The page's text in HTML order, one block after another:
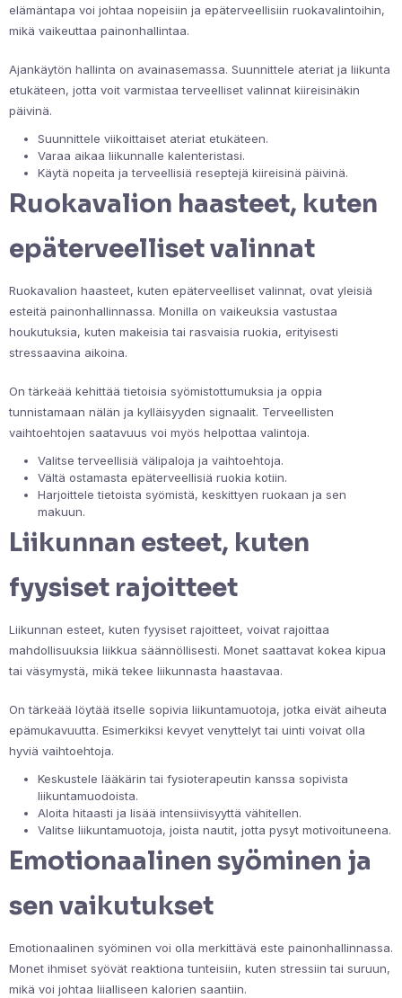
elämäntapa voi johtaa nopeisiin ja epäterveellisiin ruokavalintoihin,
mikä vaikeuttaa painonhallintaa.
Ajankäytön hallinta on avainasemassa. Suunnittele ateriat ja liikunta
etukäteen, jotta voit varmistaa terveelliset valinnat kiireisinäkin
päivinä.
Suunnittele viikoittaiset ateriat etukäteen.
Varaa aikaa liikunnalle kalenteristasi.
Käytä nopeita ja terveellisiä reseptejä kiireisinä päivinä.
Ruokavalion haasteet, kuten
epäterveelliset valinnat
Ruokavalion haasteet, kuten epäterveelliset valinnat, ovat yleisiä
esteitä painonhallinnassa. Monilla on vaikeuksia vastustaa
houkutuksia, kuten makeisia tai rasvaisia ruokia, erityisesti
stressaavina aikoina.
On tärkeää kehittää tietoisia syömistottumuksia ja oppia
tunnistamaan nälän ja kylläisyyden signaalit. Terveellisten
vaihtoehtojen saatavuus voi myös helpottaa valintoja.
Valitse terveellisiä välipaloja ja vaihtoehtoja.
Vältä ostamasta epäterveellisiä ruokia kotiin.
Harjoittele tietoista syömistä, keskittyen ruokaan ja sen
makuun.
Liikunnan esteet, kuten
fyysiset rajoitteet
Liikunnan esteet, kuten fyysiset rajoitteet, voivat rajoittaa
mahdollisuuksia liikkua säännöllisesti. Monet saattavat kokea kipua
tai väsymystä, mikä tekee liikunnasta haastavaa.
On tärkeää löytää itselle sopivia liikuntamuotoja, jotka eivät aiheuta
epämukavuutta. Esimerkiksi kevyet venyttelyt tai uinti voivat olla
hyviä vaihtoehtoja.
Keskustele lääkärin tai fysioterapeutin kanssa sopivista
liikuntamuodoista.
Aloita hitaasti ja lisää intensiivisyyttä vähitellen.
Valitse liikuntamuotoja, joista nautit, jotta pysyt motivoituneena.
Emotionaalinen syöminen ja
sen vaikutukset
Emotionaalinen syöminen voi olla merkittävä este painonhallinnassa.
Monet ihmiset syövät reaktiona tunteisiin, kuten stressiin tai suruun,
mikä voi johtaa liialliseen kalorien saantiin.